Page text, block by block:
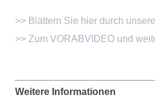
>> Blättern Sie hier durch
>> Zum VORABVIDEO und
Weitere Informationen